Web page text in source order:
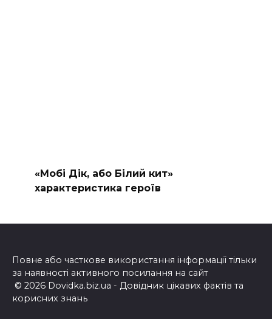
«Мобі Дік, або Білий кит»
характеристика героїв
Повне або часткове використання інформації тільки
за наявності активного посилання на сайт
© 2026 Dovidka.biz.ua - Довідник цікавих фактів та
корисних знань